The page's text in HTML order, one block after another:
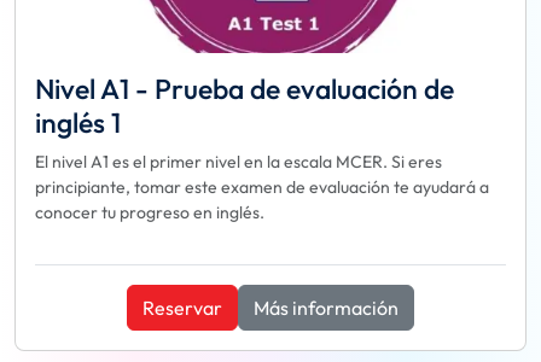
Nivel A1 - Prueba de evaluación de
inglés 1
El nivel A1 es el primer nivel en la escala MCER. Si eres
principiante, tomar este examen de evaluación te ayudará a
conocer tu progreso en inglés.
Reservar Más información